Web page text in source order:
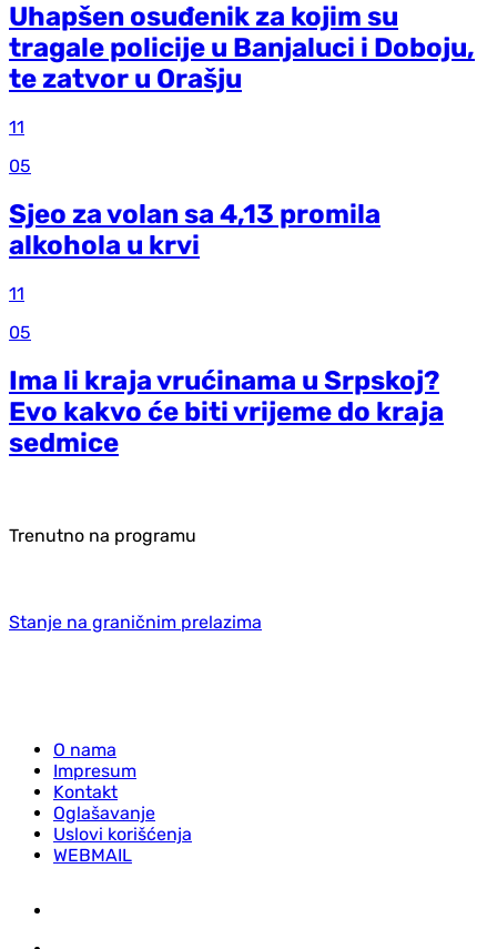
Uhapšen osuđenik za kojim su
tragale policije u Banjaluci i Doboju,
te zatvor u Orašju
11
05
Sjeo za volan sa 4,13 promila
alkohola u krvi
11
05
Ima li kraja vrućinama u Srpskoj?
Evo kakvo će biti vrijeme do kraja
sedmice
Trenutno na programu
Stanje na graničnim prelazima
O nama
Impresum
Kontakt
Oglašavanje
Uslovi korišćenja
WEBMAIL